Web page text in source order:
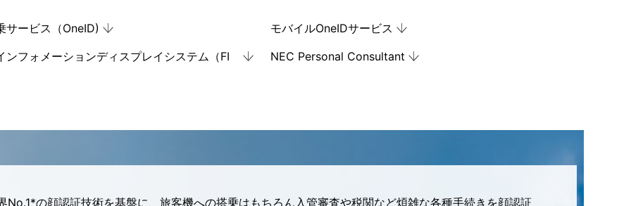
サービス（OneID)
モバイルOneIDサービス
ンフォメーションディスプレイシステム（FI
NEC Personal Consultant
No.1*の顔認証技術を基盤に、旅客機への搭乗はもちろん入管審査や税関など煩雑な各種手続きを顔認証